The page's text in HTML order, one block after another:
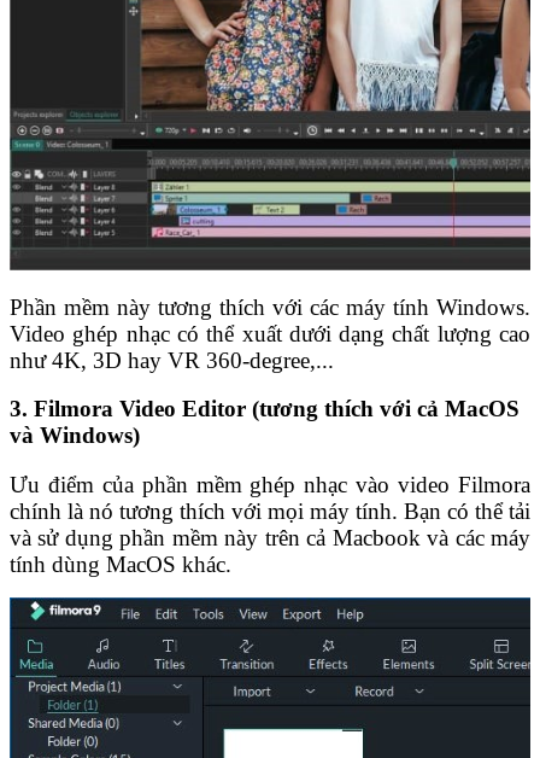
Phần mềm này tương thích với các máy tính Windows.
Video ghép nhạc có thể xuất dưới dạng chất lượng cao
như 4K, 3D hay VR 360-degree,...
3. Filmora Video Editor (tương thích với cả MacOS
và Windows)
Ưu điểm của phần mềm ghép nhạc vào video Filmora
chính là nó tương thích với mọi máy tính. Bạn có thể tải
và sử dụng phần mềm này trên cả Macbook và các máy
tính dùng MacOS khác.